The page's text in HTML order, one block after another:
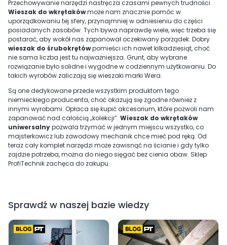
Przechowywanie narzędzi nastręcza czasami pewnych trudności.
Wieszak do wkrętakówmoże nam znacznie pomóc w
uporządkowaniu tej sfery, przynajmniej w odniesieniu do części
posiadanych zasobów. Tych bywa naprawdę wiele, więc trzeba się
postarać, aby wokół nas zapanował oczekiwany porządek. Dobry
wieszak do śrubokrętówpomieści ich nawet kilkadziesiąt, choć
nie sama liczba jest tu najważniejsza. Grunt, aby wybrane
rozwiązanie było solidne i wygodne w codziennym użytkowaniu. Do
takich wyrobów zaliczają się wieszaki marki Wera.
Są one dedykowane przede wszystkim produktom tego
niemieckiego producenta, choć okazują się zgodne również z
innymi wyrobami. Opłaca się kupić akcesorium, które pozwoli nam
zapanować nad całością „kolekcji”. Wieszak do wkrętaków
uniwersalnypozwala trzymać w jednym miejscu wszystko, co
majsterkowicz lub zawodowy mechanik chce mieć pod ręką. Od
teraz cały komplet narzędzi może zawisnąć na ścianie i gdy tylko
zajdzie potrzeba, można do niego sięgać bez cienia obaw. Sklep
ProfiTechnik zachęca do zakupu.
Sprawdź w naszej bazie wiedzy